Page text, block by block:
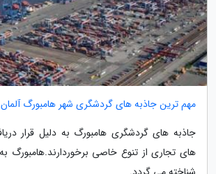
مهم ترین جاذبه های گردشگری شهر هامبورگ آلمان
جاذبه های گردشگری هامبورگ به دلیل قرار
های تجاری از تنوع خاصی برخوردارند.هامبورگ به